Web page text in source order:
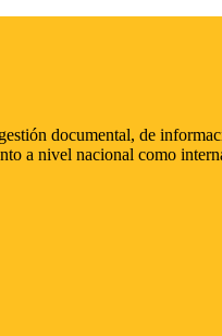
documental, de
a nivel nacional como